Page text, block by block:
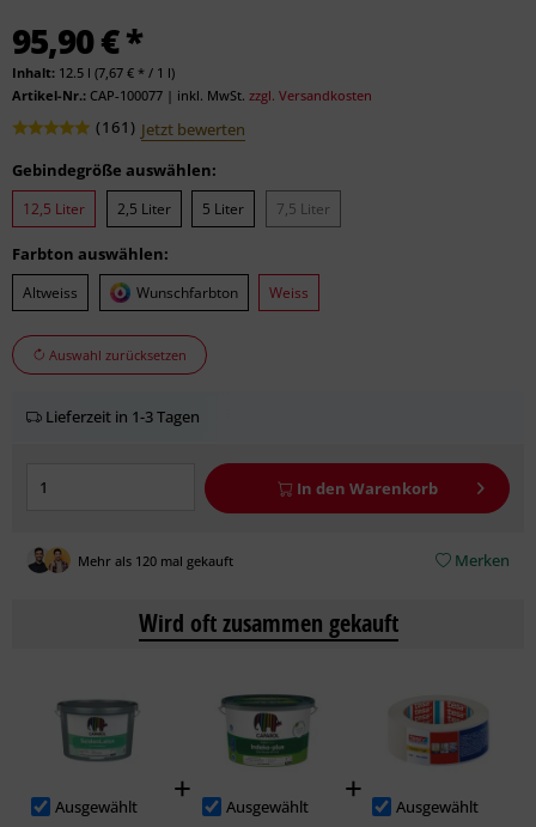
95,90 € *
Inhalt: 12.5 l (7,67 € * / 1 l)
Artikel-Nr.: CAP-100077 | inkl. MwSt. zzgl. Versandkosten
(161) Jetzt bewerten
Gebindegröße auswählen:
12,5 Liter 2,5 Liter 5 Liter 7,5 Liter
Farbton auswählen:
Altweiss Wunschfarbton Weiss
Auswahl zurücksetzen
Lieferzeit in 1-3 Tagen
In den Warenkorb
Mehr als 120 mal gekauft Merken
Wird oft zusammen gekauft
Ausgewählt
Ausgewählt
Ausgewählt